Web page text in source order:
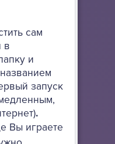
сам
в
и
запуск
.
Вы играете